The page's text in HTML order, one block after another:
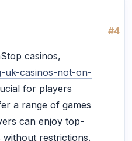
#4
casinos,
uk-casinos-not-on-
for players
a range of games
can enjoy top-
without restrictions.